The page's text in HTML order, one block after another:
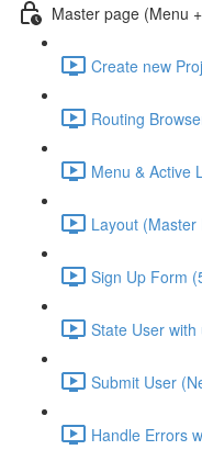
Master page (Menu
Create new
Routing
Menu & Active
Layout
Sign Up Form
State User
Submit User
Handle Errors